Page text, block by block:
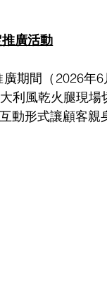
推廣活動
廣期間（2026年6
利風乾火腿現
動形式讓顧客親